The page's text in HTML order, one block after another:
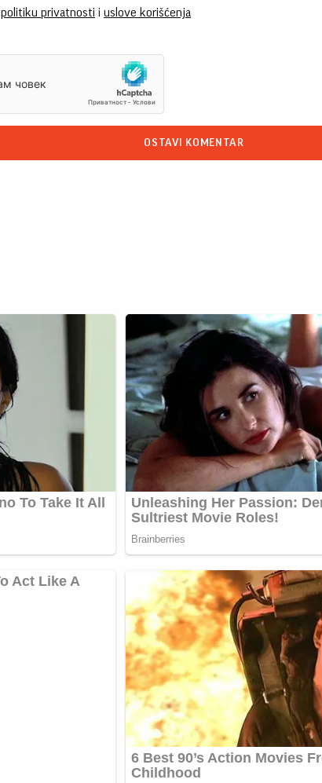
politiku privatnosti i uslove korišćenja
OSTAVI KOMENTAR